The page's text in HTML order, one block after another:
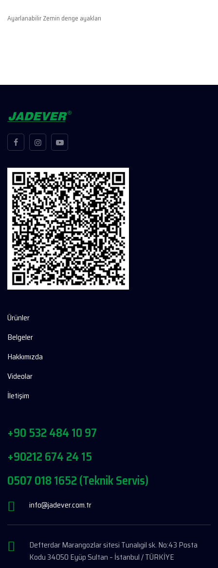
Ayarlanabilir Zemin denge ayakları
Ürünler
Belgeler
Hakkımızda
Videolar
İletişim
+90 532 484 10 97
+90212 674 24 15
0507 018 1652 (Teknik Servis)
info@jadever.com.tr
Defterdar Marangozlar sitesi Tunalıgil sk. No:43 Posta
Kodu 34050 Eyüp Sultan – İstanbul / TÜRKİYE